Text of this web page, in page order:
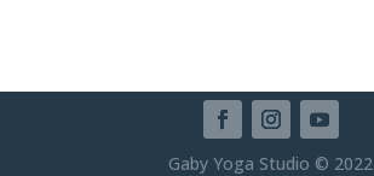
Gaby Yoga Studio © 2022